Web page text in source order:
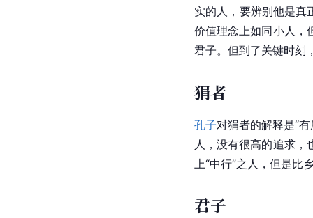
实的人，要辨别他是真
价值理念上如同小人，
君子。但到了关键时刻
狷者
孔子对狷者的解释是“
人，没有很高的追求
上“中行”之人，但是比
君子